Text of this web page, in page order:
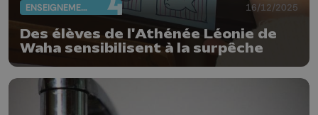
ENSEIGNEMENT 16/12/2025
Des élèves de l'Athénée Léonie de
Waha sensibilisent à la surpêche